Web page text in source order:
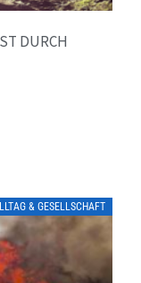
DURCH
& GESELLSCHAFT